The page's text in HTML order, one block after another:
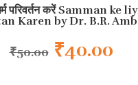
5
परिवर्तन करें Samman ke
Karen by Dr. B.R.
₹50.00 ₹40.00